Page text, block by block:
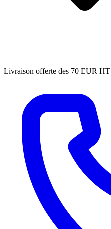
Livraison offerte des 70 EUR HT